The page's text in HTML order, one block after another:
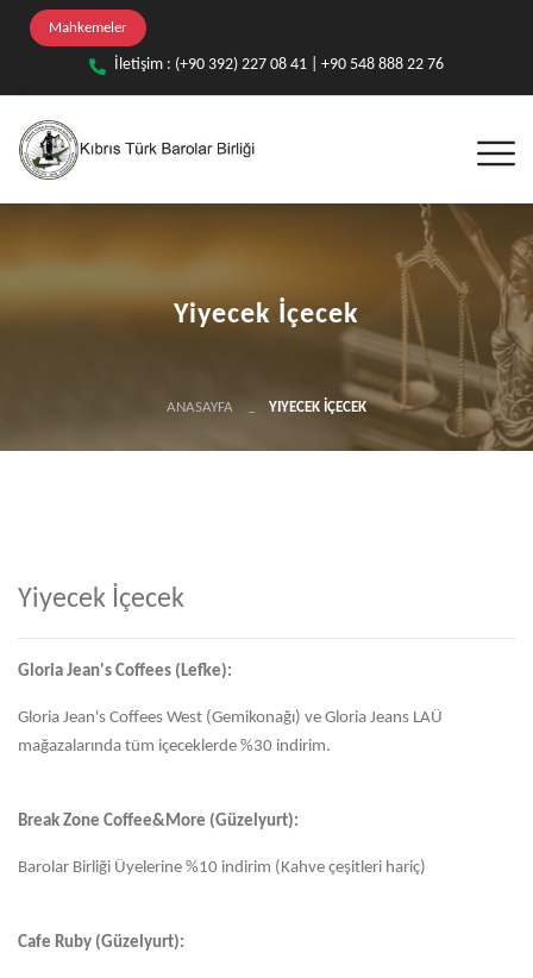
Mahkemeler
İletişim : (+90 392) 227 08 41 | +90 548 888 22 76
Yiyecek İçecek
ANASAYFA YIYECEK İÇECEK
Yiyecek İçecek
Gloria Jean's Coffees (Lefke):
Gloria Jean's Coffees West (Gemikonağı) ve Gloria Jeans LAÜ
mağazalarında tüm içeceklerde %30 indirim.
Break Zone Coffee&More (Güzelyurt):
Barolar Birliği Üyelerine %10 indirim (Kahve çeşitleri hariç)
Cafe Ruby (Güzelyurt):